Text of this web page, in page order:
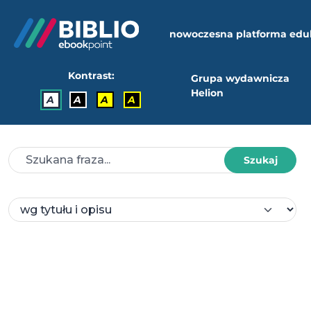
nowoczesna platforma
Kontrast:
A
A A A
Grupa wydawnicza
Helion
Szukaj